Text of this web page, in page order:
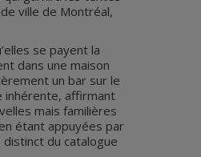
ville de Montréal,
se payent la
dans une maison
un bar sur le
inhérente, affirmant
mais familières
étant appuyées par
du catalogue